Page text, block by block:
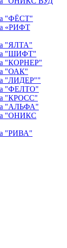
"ФЁСТ"
«РИФТ
"ЯЛТА"
"ШИФТ"
"КОРНЕР"
"ОАК"
"ЛИДЕР""
"ФЕЛТО"
"КРОСС"
"АЛЬФА"
"ОНИКС
"РИВА"